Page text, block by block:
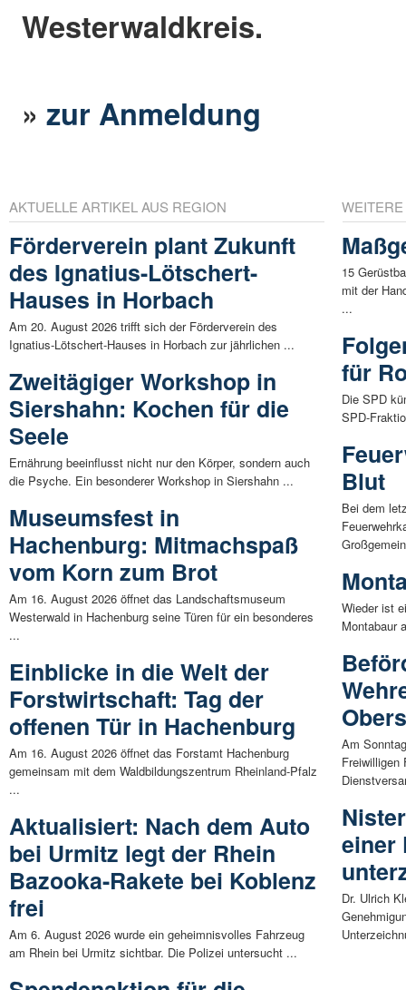
Westerwaldkreis.
»zur Anmeldung
AKTUELLE ARTIKEL AUS REGION
Förderverein plant Zukunft
des Ignatius-Lötschert-
Hauses in Horbach
Am 20. August 2026 trifft sich der Förderverein des
Ignatius-Lötschert-Hauses in Horbach zur jährlichen ...
Zweitägiger Workshop in
Siershahn: Kochen für die
Seele
Ernährung beeinflusst nicht nur den Körper, sondern auch
die Psyche. Ein besonderer Workshop in Siershahn ...
Museumsfest in
Hachenburg: Mitmachspaß
vom Korn zum Brot
Am 16. August 2026 öffnet das Landschaftsmuseum
Westerwald in Hachenburg seine Türen für ein besonderes
...
Einblicke in die Welt der
Forstwirtschaft: Tag der
offenen Tür in Hachenburg
Am 16. August 2026 öffnet das Forstamt Hachenburg
gemeinsam mit dem Waldbildungszentrum Rheinland-Pfalz
...
Aktualisiert: Nach dem Auto
bei Urmitz legt der Rhein
Bazooka-Rakete bei Koblenz
frei
Am 6. August 2026 wurde ein geheimnisvolles Fahrzeug
am Rhein bei Urmitz sichtbar. Die Polizei untersucht ...
15
mit der
...
für
Die SPD
SPD-
Blut
Bei dem
Wieder ist
Montabaur
Am
Freiwilligen
einer
Dr. Ulrich